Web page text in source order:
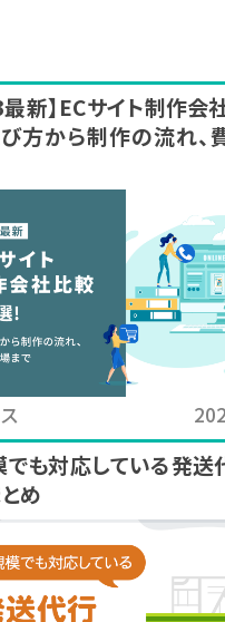
最新】ECサイト制作会
び方から制作の流れ、
も対応している発送
め